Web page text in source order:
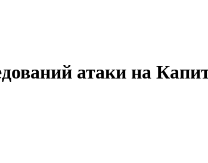
атаки на